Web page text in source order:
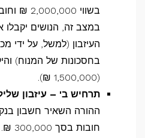
העיזבון (למשל, על ידי
בחסכונות של המנוח)
(1,500,000 ₪).
תרחיש ב' – עיזבון